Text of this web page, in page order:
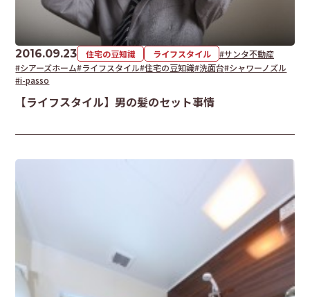
2016.09.23 住宅の豆知識 ライフスタイル
#サンタ不動産
#シアーズホーム#ライフスタイル#住宅の豆知識#洗面台#シャワーノズル
#i-passo
【ライフスタイル】男の髪のセット事情